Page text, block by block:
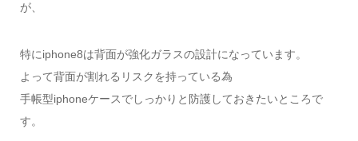
が、
特にiphone8は背面が強化ガラスの設計になっています。
よって背面が割れるリスクを持っている為
手帳型iphoneケースでしっかりと防護しておきたいところで
す。